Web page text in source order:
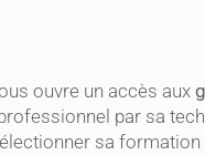
ouvre un accès aux
par sa
sa formation